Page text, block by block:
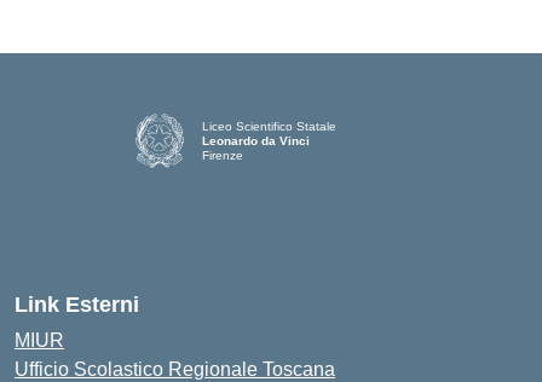
Liceo Scientifico Statale
Leonardo da Vinci
Firenze
Link Esterni
MIUR
Ufficio Scolastico Regionale Toscana